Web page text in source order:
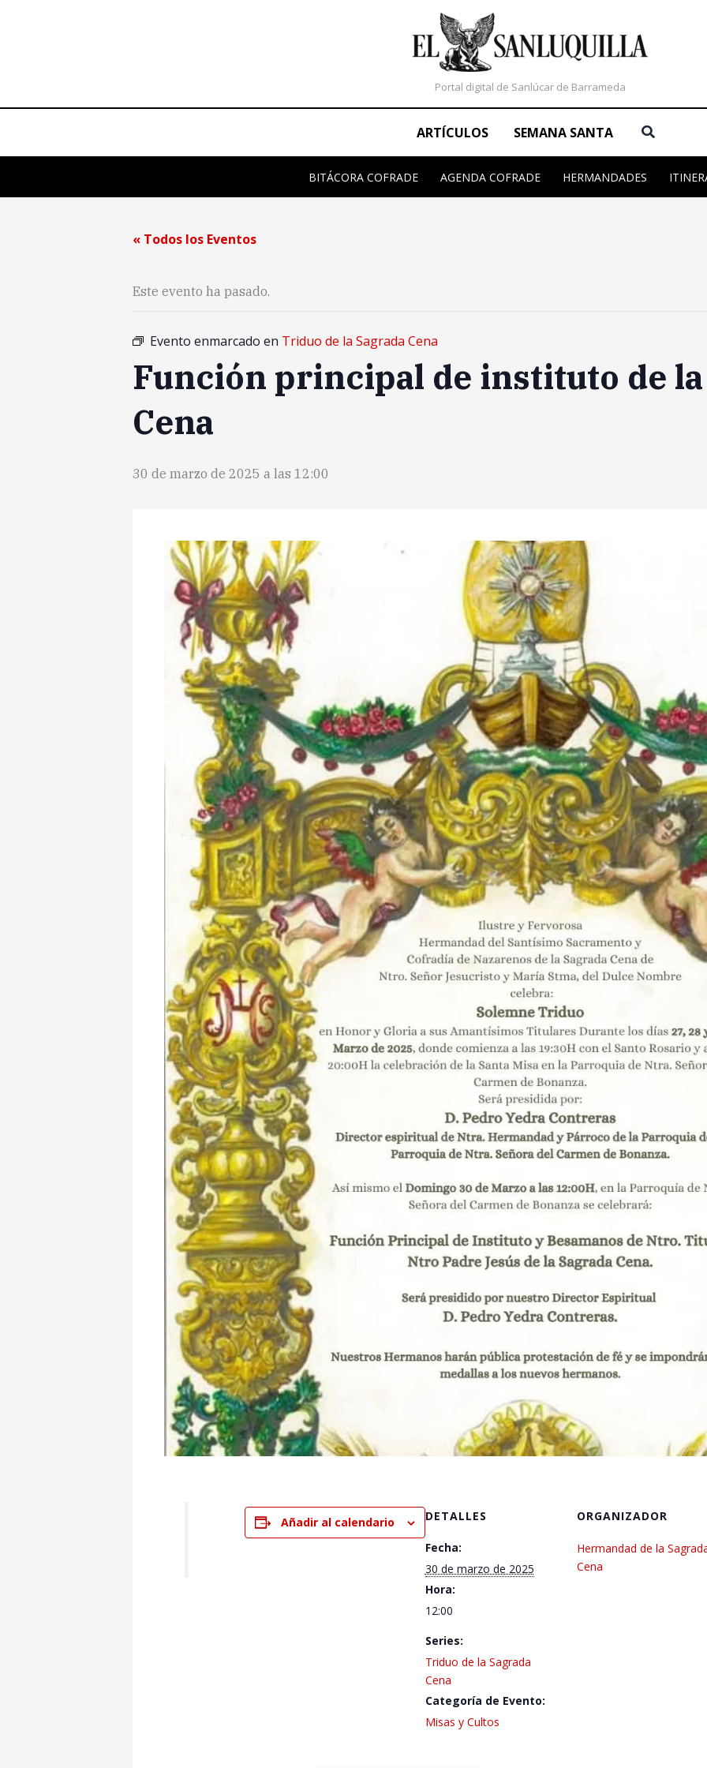
Portal digital de Sanlúcar de Barrameda
ARTÍCULOS SEMANA SANTA Buscar
BITÁCORA COFRADE AGENDA COFRADE HERMANDADES
« Todos los Eventos
Este evento ha pasado.
Evento enmarcado en Triduo de la Sagrada Cena
Función principal de instituto de la
Cena
30 de marzo de 2025 a las 12:00
Añadir al calendario DETALLES
Fecha:
30 de marzo de 2025
Hora:
12:00
Series:
Triduo de la Sagrada
Cena
Categoría de Evento:
Misas y Cultos
ORGANIZADOR
Hermandad de la
Cena